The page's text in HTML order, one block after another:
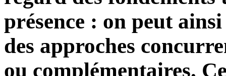
présence : on peut
des approches
ou complémentaires.